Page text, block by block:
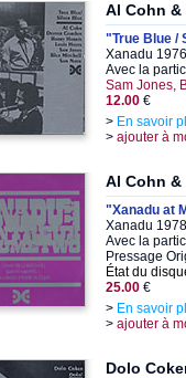
Al Cohn &
"True Blue /
Xanadu
Avec la
Sam Jones,
12.00 €
> En savoir
> ajouter à
Al Cohn
"Xanadu at
Xanadu
Avec la
Pressage
État du
25.00 €
> En savoir
> ajouter à
Dolo